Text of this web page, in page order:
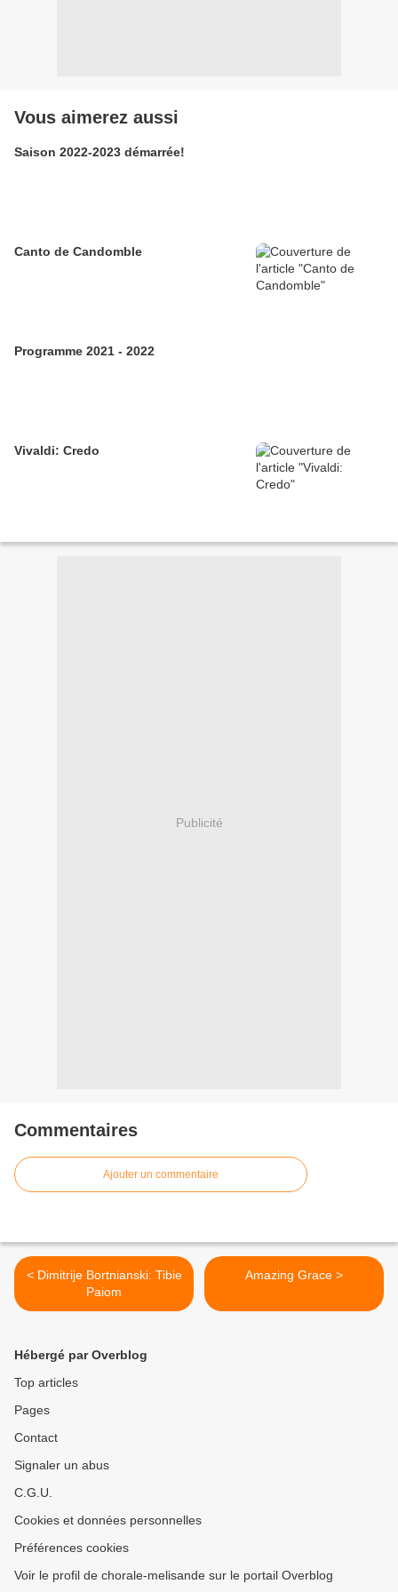
Vous aimerez aussi
Saison 2022-2023 démarrée!
Canto de Candomble
Programme 2021 - 2022
Vivaldi: Credo
Publicité
Commentaires
Ajouter un commentaire
< Dimitrije Bortnianski: Tibie
Paiom
Amazing Grace >
Hébergé par Overblog
Top articles
Pages
Contact
Signaler un abus
C.G.U.
Cookies et données personnelles
Préférences cookies
Voir le profil de chorale-melisande sur le portail Overblog